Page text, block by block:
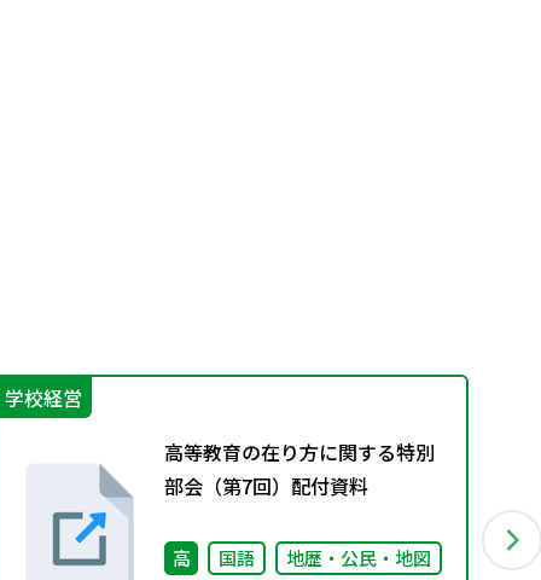
学校経営
高等教育の在り方に関する特別
部会（第7回）配付資料
高 国語
地歴・公民・地図